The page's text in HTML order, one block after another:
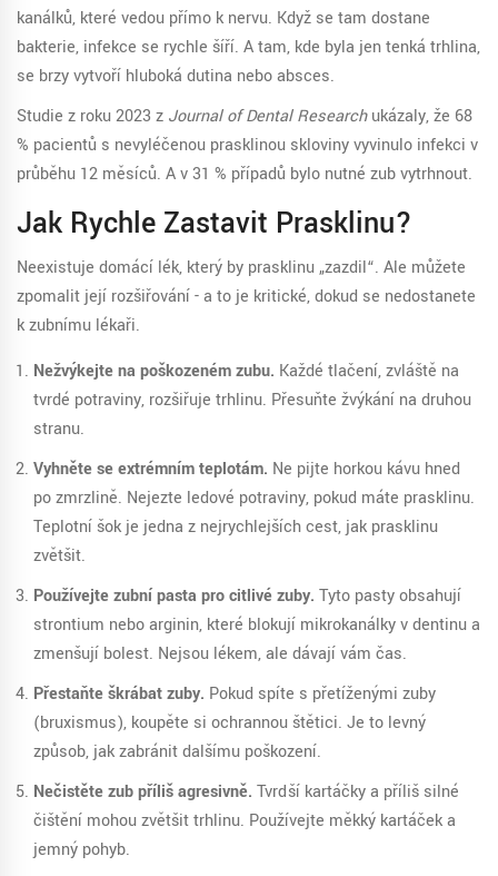
kanálků, které vedou přímo k nervu. Když se tam dostane
bakterie, infekce se rychle šíří. A tam, kde byla jen tenká trhlina,
se brzy vytvoří hluboká dutina nebo absces.
Studie z roku 2023 z Journal of Dental Researchukázaly, že 68
% pacientů s nevyléčenou prasklinou skloviny vyvinulo infekci v
průběhu 12 měsíců. A v 31 % případů bylo nutné zub vytrhnout.
Jak Rychle Zastavit Prasklinu?
Neexistuje domácí lék, který by prasklinu „zazdil“. Ale můžete
zpomalit její rozšiřování - a to je kritické, dokud se nedostanete
k zubnímu lékaři.
Nežvýkejte na poškozeném zubu. Každé tlačení, zvláště na
tvrdé potraviny, rozšiřuje trhlinu. Přesuňte žvýkání na druhou
stranu.
Vyhněte se extrémním teplotám. Ne pijte horkou kávu hned
po zmrzlině. Nejezte ledové potraviny, pokud máte prasklinu.
Teplotní šok je jedna z nejrychlejších cest, jak prasklinu
zvětšit.
Používejte zubní pasta pro citlivé zuby. Tyto pasty obsahují
strontium nebo arginin, které blokují mikrokanálky v dentinu a
zmenšují bolest. Nejsou lékem, ale dávají vám čas.
Přestaňte škrábat zuby. Pokud spíte s přetíženými zuby
(bruxismus), koupěte si ochrannou štětici. Je to levný
způsob, jak zabránit dalšímu poškození.
Nečistěte zub příliš agresivně. Tvrďší kartáčky a příliš silné
čištění mohou zvětšit trhlinu. Používejte měkký kartáček a
jemný pohyb.